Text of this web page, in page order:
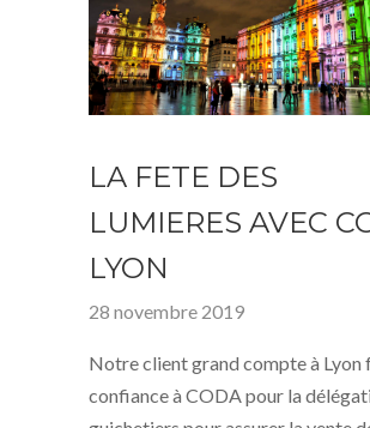
LA FETE DES
LUMIERES AVEC
LYON
28 novembre 2019
Notre client grand compte à Lyon
confiance à CODA pour la